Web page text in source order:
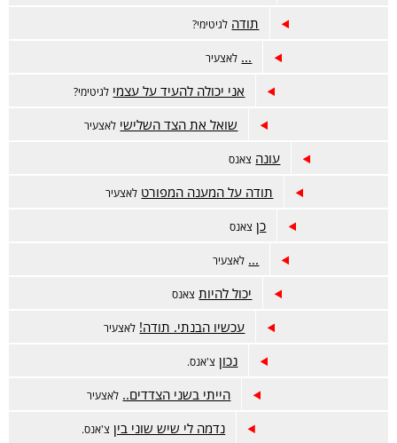
תודה לגיטימי?
... לאצעיר
אני יכולה להעיד על עצמי לגיטימי?
שואל את הצד השלישי לאצעיר
עונה צאנס
תודה על המענה המפורט לאצעיר
כן צאנס
... לאצעיר
יכול להיות צאנס
עכשיו הבנתי. תודה! לאצעיר
נכון צ'אנס.
הייתי בשני הצדדים.. לאצעיר
נדמה לי שיש שוני בין צ'אנס.